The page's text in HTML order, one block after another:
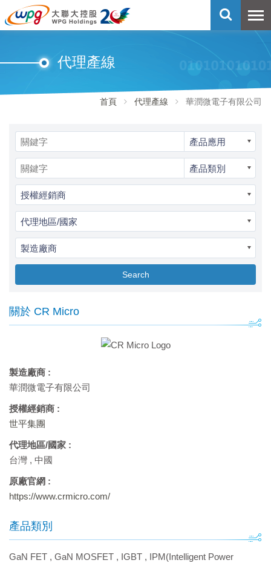
代理產線
首頁 代理產線 華潤微電子有限公司
產品應用
產品類別
授權經銷商
代理地區/國家
製造廠商
Search
關於 CR Micro
製造廠商 :
華潤微電子有限公司
授權經銷商 :
世平集團
代理地區/國家 :
台灣 , 中國
原廠官網 :
https://www.crmicro.com/
產品類別
GaN FET , GaN MOSFET , IGBT , IPM(Intelligent Power